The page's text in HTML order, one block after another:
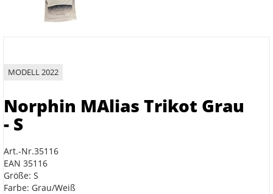
MODELL 2022
Norphin MAlias Trikot Grau
- S
Art.-Nr.35116
EAN 35116
Größe: S
Farbe: Grau/Weiß